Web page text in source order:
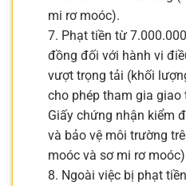
mi rơ moóc).
7. Phạt tiền từ
đồng đối với hành vi
vượt trọng tải (khối
cho phép tham gia
Giấy chứng nhận kiểm
và bảo vệ môi trường
moóc và sơ mi rơ
8. Ngoài việc bị phạt